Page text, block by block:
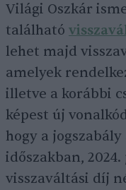
Világi Oszkár
található
lehet majd
amelyek
illetve a korábbi
képest új
hogy a
időszakban,
visszaváltási díj